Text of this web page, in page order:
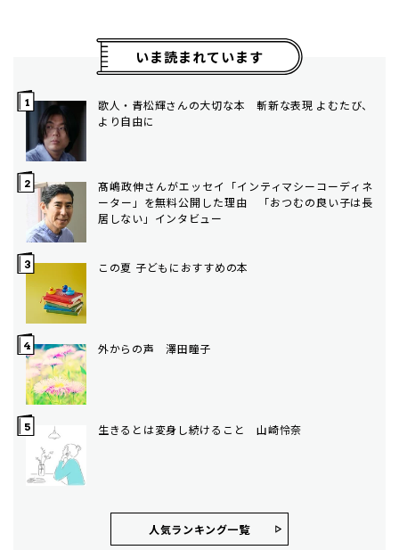
いま読まれています
歌人・青松輝さんの大切な本 斬新な表現 よむたび、
より自由に
髙嶋政伸さんがエッセイ「インティマシーコーディネ
ーター」を無料公開した理由 「おつむの良い子は長
居しない」インタビュー
この夏 子どもにおすすめの本
外からの声 澤田瞳子
生きるとは変身し続けること 山崎怜奈
人気ランキング⼀覧